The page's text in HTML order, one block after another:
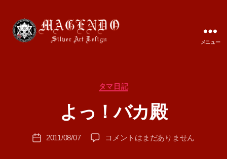
メニュー
カ
ゴ
リ
タマ日記
よっ！バカ殿
成
者
T
投
2011/08/07
よ
コメントはまだありません